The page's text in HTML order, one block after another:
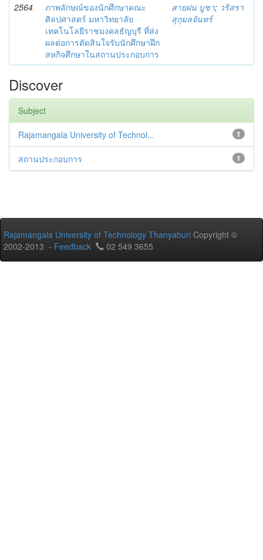
2564
ภาพลักษณ์ของนักศึกษาคณะ
ศิลปศาสตร์ มหาวิทยาลัย
เทคโนโลยีราชมงคลธัญบุรี ที่ส่ง
ผลต่อการตัดสินใจรับนักศึกษาฝึก
สหกิจศึกษาในสถานประกอบการ
สายฝน บูชา; วริสรา
สุกุมลจันทร์
Discover
Subject
1
Rajamangala University of Technol...
1
สถานประกอบการ
Rajamangala University of Technology Thanyaburi Copyright ©
2002-2013 - Feedback 02 549 3655